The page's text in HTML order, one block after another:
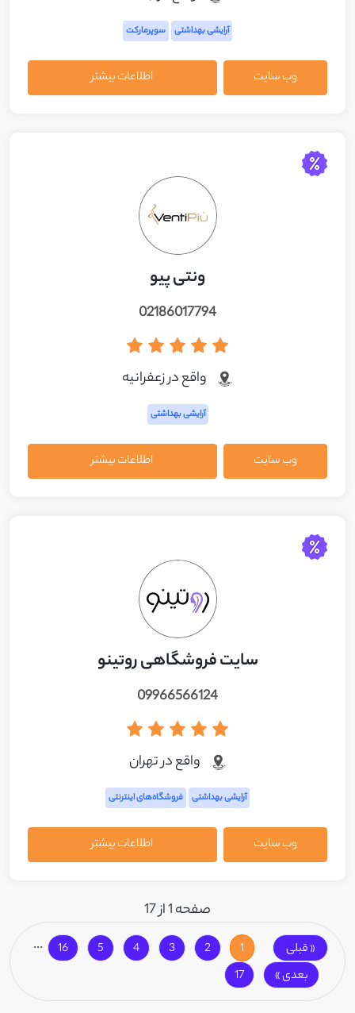
آرایشی بهداشتی سوپرمارکت
وب سایت اطلاعات بیشتر
ونتی پیو
02186017794
واقع در زعفرانيه
آرایشی بهداشتی
وب سایت اطلاعات بیشتر
سایت فروشگاهی روتینو
09966566124
واقع در تهران
آرایشی بهداشتی فروشگاه‌های اینترنتی
وب سایت اطلاعات بیشتر
صفحه 1 از 17
« قبلی 1
2
3
4
5
...
16
17
بعدی »